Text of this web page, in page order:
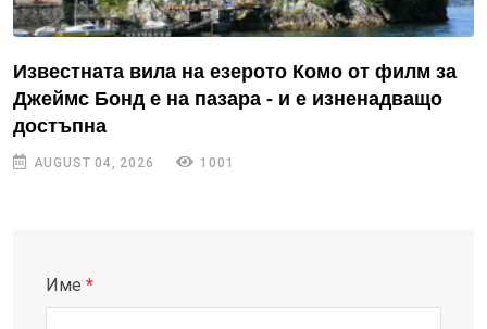
Известната вила на езерото Комо от филм за
Джеймс Бонд е на пазара - и е изненадващо
достъпна
AUGUST 04, 2026 1001
Име *